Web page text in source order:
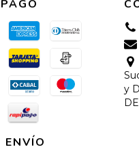
ENVÍO
y